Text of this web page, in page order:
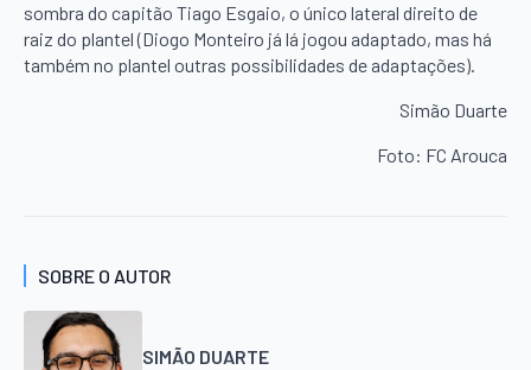
sombra do capitão Tiago Esgaio, o único lateral direito de
raiz do plantel (Diogo Monteiro já lá jogou adaptado, mas há
também no plantel outras possibilidades de adaptações).
Simão Duarte
Foto: FC Arouca
SOBRE O AUTOR
SIMÃO DUARTE